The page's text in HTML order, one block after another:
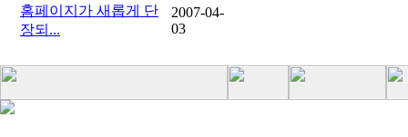
홈페이지가 새롭게 단
장되...
2007-04-
03